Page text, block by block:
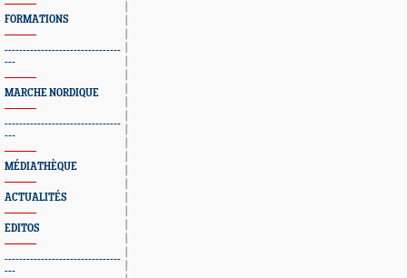
FORMATIONS
--------------------------------
---
MARCHE NORDIQUE
--------------------------------
---
MÉDIATHÈQUE
ACTUALITÉS
EDITOS
--------------------------------
---